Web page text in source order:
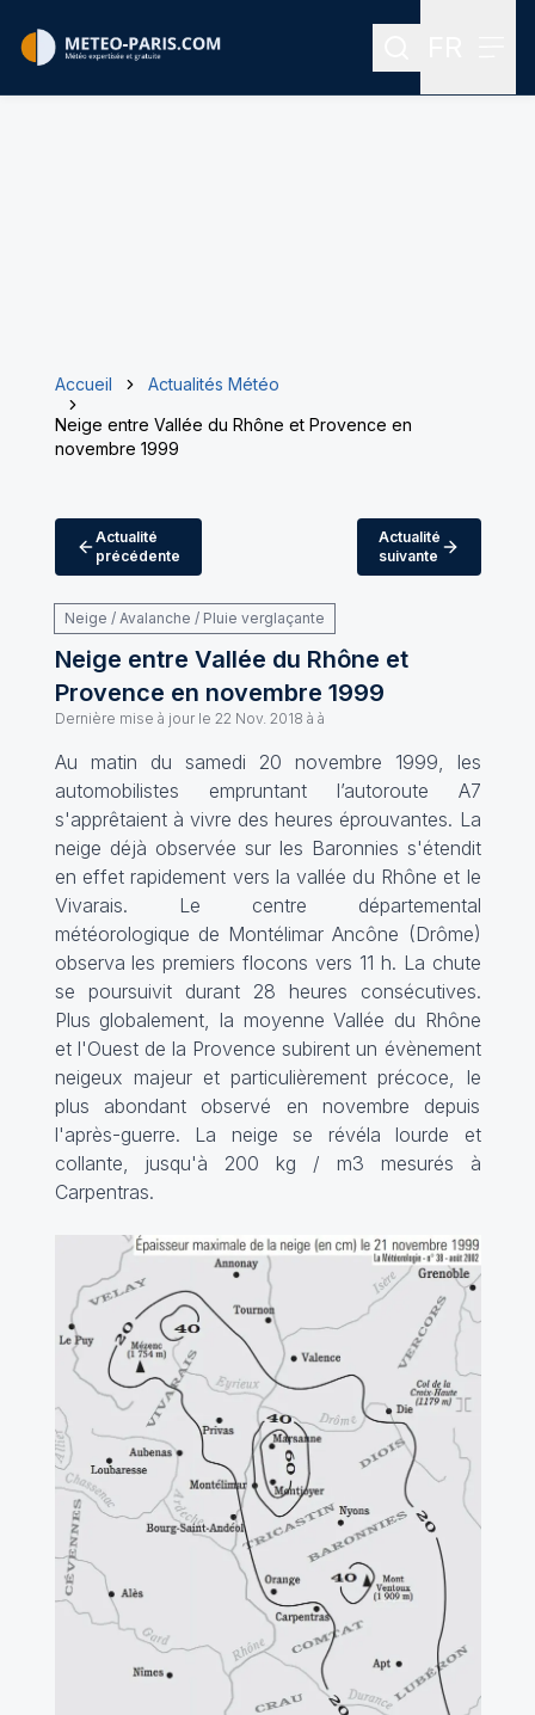
Rechercher
Accueil
Actualités Météo
Neige entre Vallée du Rhône et Provence en
novembre 1999
Actualité
précédente
Actualité
suivante
Neige / Avalanche / Pluie verglaçante
Neige entre Vallée du Rhône et
Provence en novembre 1999
Dernière mise à jour le 22 Nov. 2018 à à
Au matin du samedi 20 novembre 1999, les
automobilistes empruntant l’autoroute A7
s'apprêtaient à vivre des heures éprouvantes. La
neige déjà observée sur les Baronnies s'étendit
en effet rapidement vers la vallée du Rhône et le
Vivarais. Le centre départemental
météorologique de Montélimar Ancône (Drôme)
observa les premiers flocons vers 11 h. La chute
se poursuivit durant 28 heures consécutives.
Plus globalement, la moyenne Vallée du Rhône
et l'Ouest de la Provence subirent un évènement
neigeux majeur et particulièrement précoce, le
plus abondant observé en novembre depuis
l'après-guerre. La neige se révéla lourde et
collante, jusqu'à 200 kg / m3 mesurés à
Carpentras.